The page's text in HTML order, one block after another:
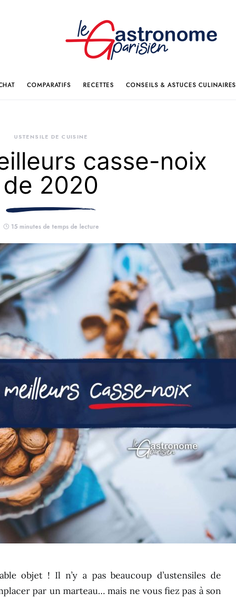
COMPARATIFS RECETTES CONSEILS & ASTUCES CULINAIRES
USTENSILE DE CUISINE
casse-noix
de 2020
15 minutes de temps de lecture
objet ! Il n’y a pas beaucoup d’ustensiles de
par un marteau… mais ne vous fiez pas à son